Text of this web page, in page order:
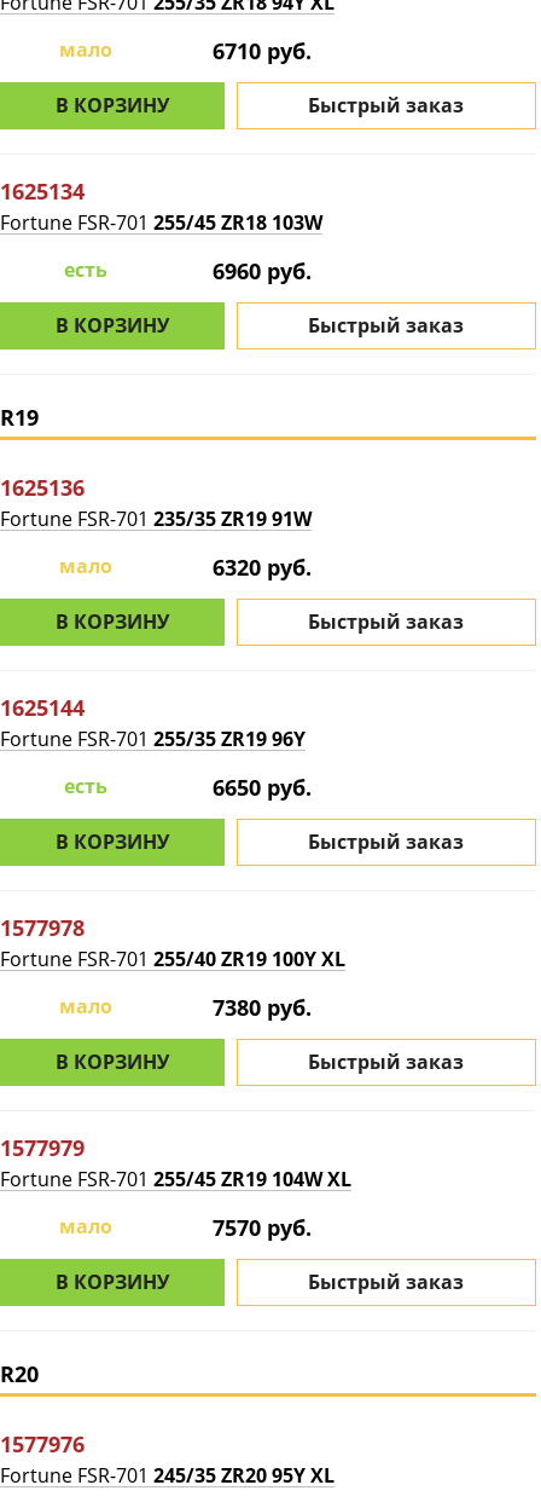
мало
6710 руб.
В КОРЗИНУ Быстрый заказ
1625134
Fortune FSR-701 255/45 ZR18 103W
есть
6960 руб.
В КОРЗИНУ Быстрый заказ
R19
1625136
Fortune FSR-701 235/35 ZR19 91W
мало
6320 руб.
В КОРЗИНУ Быстрый заказ
1625144
Fortune FSR-701 255/35 ZR19 96Y
есть
6650 руб.
В КОРЗИНУ Быстрый заказ
1577978
Fortune FSR-701 255/40 ZR19 100Y XL
мало
7380 руб.
В КОРЗИНУ Быстрый заказ
1577979
Fortune FSR-701 255/45 ZR19 104W XL
мало
7570 руб.
В КОРЗИНУ Быстрый заказ
R20
1577976
Fortune FSR-701 245/35 ZR20 95Y XL